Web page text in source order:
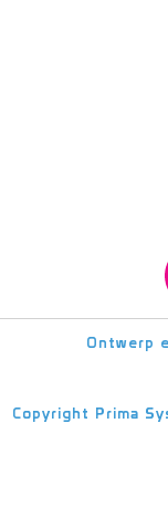
Ontwerp
Copyright Prima